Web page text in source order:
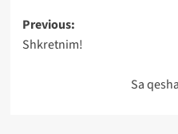
Post
navigation
Previous:
Shkretnim!
Sa